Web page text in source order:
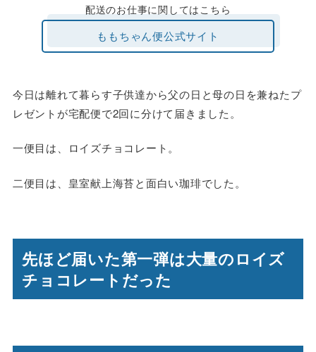
配送のお仕事に関してはこちら
ももちゃん便公式サイト
今日は離れて暮らす子供達から父の日と母の日を兼ねたプ
レゼントが宅配便で2回に分けて届きました。
一便目は、ロイズチョコレート。
二便目は、皇室献上海苔と面白い珈琲でした。
先ほど届いた第一弾は大量のロイズ
チョコレートだった